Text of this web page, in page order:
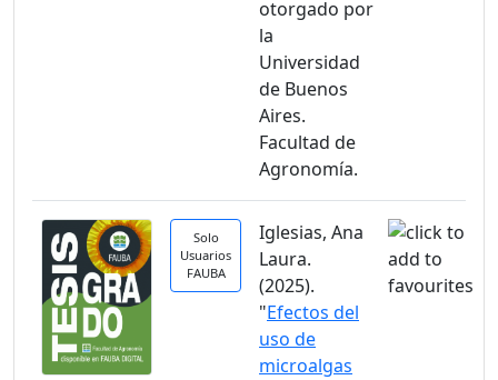
otorgado por
la
Universidad
de Buenos
Aires.
Facultad de
Agronomía.
Solo
Usuarios
FAUBA
Iglesias, Ana
Laura.
(2025).
"Efectos del
uso de
microalgas